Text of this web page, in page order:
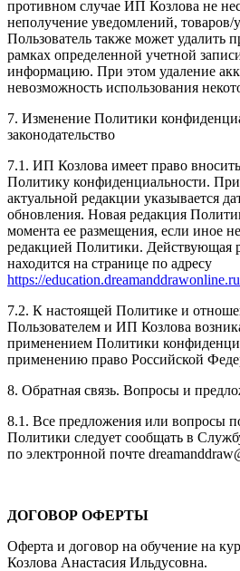
противном случае ИП Козлова не
неполучение уведомлений, товаров/
Пользователь также может удалить
рамках определенной учетной
информацию. При этом удаление
невозможность использования
7. Изменение Политики
законодательство
7.1. ИП Козлова имеет право
Политику конфиденциальности.
актуальной редакции указывается
обновления. Новая редакция
момента ее размещения, если иное
редакцией Политики. Действующая
находится на странице по адресу
https://
7.2. К настоящей Политике и
Пользователем и ИП Козлова
применением Политики
применению право Российской
8. Обратная связь. Вопросы и
8.1. Все предложения или вопросы
Политики следует сообщать в
по электронной почте
ДОГОВОР ОФЕРТЫ
Оферта и договор на обучение на
Козлова Анастасия Ильдусовна.